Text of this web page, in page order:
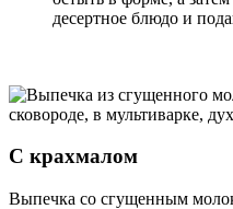
десертное блюдо и
С крахмалом
Выпечка со сгущенным